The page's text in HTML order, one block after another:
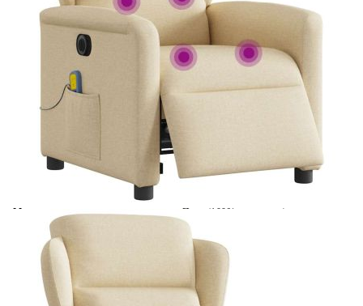
В наличност: 11 бр.
Време за доставка: 5 до 9 дни
Безплатна доставка до адрес при плащане по банков път
Материал:
Плат (100% полиестер), метал,
шперплат
EAN code:
8721102961144
Височина на седалката от
земята:
43-44,5 см
Дълбочина на седалката:
64 см
Ширина на седалката:
50 см